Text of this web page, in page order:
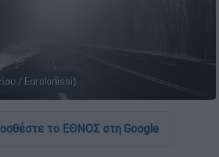
/ Eurokinissi)
το ΕΘΝΟΣ στη Google